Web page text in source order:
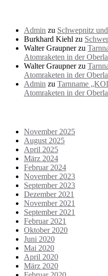
Admin zu Schwepnitz
Burkhard Kiehl zu
Walter Graupnerzu
Atomraketen in der
Walter Graupnerzu
Atomraketen in der
Admin zu Tarnname
Atomraketen in der
November 2025
August 2025
April 2025
März 2024
Februar 2024
November 2023
September 2023
Dezember 2021
November 2021
September 2021
Februar 2021
Oktober 2020
Juni 2020
Mai 2020
April 2020
März 2020